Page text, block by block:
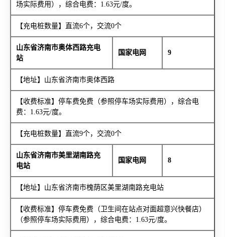
场实际费用），综合电费：1.63元/度。
【充电桩数量】直流6个，交流0个
山东省济南市奥体西路充电
站
国家电网 9
【地址】山东省济南市奥体西路
【收费标准】停车费免费（参照停车场实际费用），综合电
费：1.63元/度。
【充电桩数量】直流9个，交流0个
山东省济南市美里湖南路充
电站
国家电网 8
【地址】山东省济南市槐荫区美里湖南路充电站
【收费标准】停车费免费（卫生间在站点对面超意兴快餐店）
（参照停车场实际费用），综合电费：1.63元/度。